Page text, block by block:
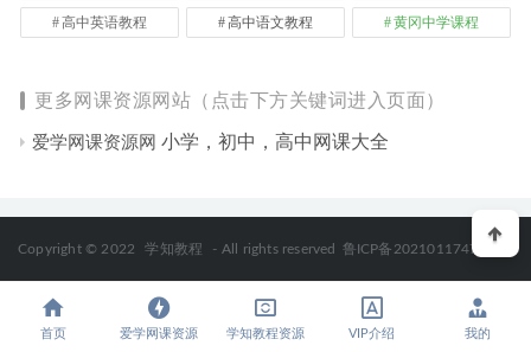
高中英语教程 高中语文教程 黄冈中学课程
更多网课资源网站（点击下方关键词进入页面）
爱学网课资源网 小学，初中，高中网课大全
Copyright © 2022 学知教程 - All rights reserved 鲁ICP备2021011747号-2
首页 爱学网课资源 学知教程资源 VIP介绍 我的